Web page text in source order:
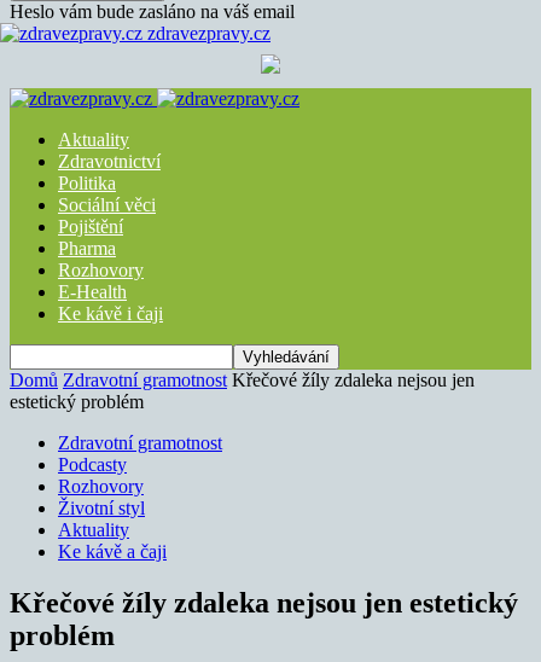
Heslo vám bude zasláno na váš email
zdravezpravy.cz
Aktuality
Zdravotnictví
Politika
Sociální věci
Pojištění
Pharma
Rozhovory
E-Health
Ke kávě i čaji
Domů Zdravotní gramotnost Křečové žíly zdaleka nejsou jen
estetický problém
Zdravotní gramotnost
Podcasty
Rozhovory
Životní styl
Aktuality
Ke kávě a čaji
Křečové žíly zdaleka nejsou jen estetický
problém